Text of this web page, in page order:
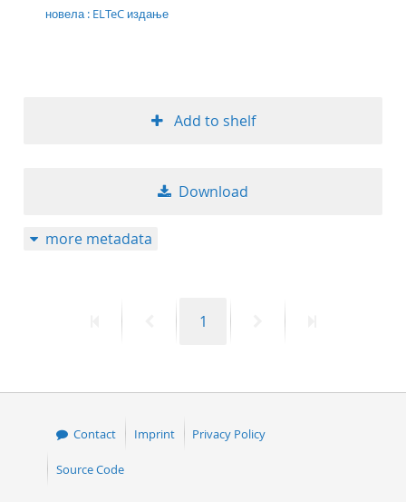
новела : ELTeC издање
Add to shelf
Download
more metadata
PreviousPage
1
Contact Imprint Privacy Policy
Source Code